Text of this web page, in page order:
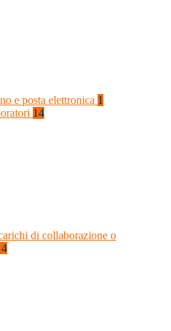
e posta elettronica 1
14
di collaborazione o